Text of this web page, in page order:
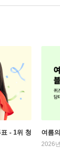
- 1위 청
여름
2026